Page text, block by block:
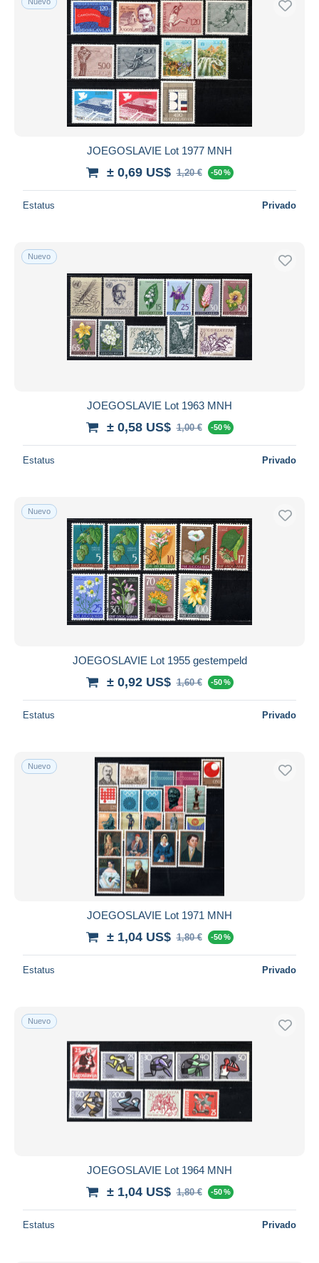
JOEGOSLAVIE Lot 1977 MNH
± 0,69 US$ 1,20 € -50 %
Estatus Privado
Nuevo
JOEGOSLAVIE Lot 1963 MNH
± 0,58 US$ 1,00 € -50 %
Estatus Privado
Nuevo
JOEGOSLAVIE Lot 1955 gestempeld
± 0,92 US$ 1,60 € -50 %
Estatus Privado
Nuevo
JOEGOSLAVIE Lot 1971 MNH
± 1,04 US$ 1,80 € -50 %
Estatus Privado
Nuevo
JOEGOSLAVIE Lot 1964 MNH
± 1,04 US$ 1,80 € -50 %
Estatus Privado